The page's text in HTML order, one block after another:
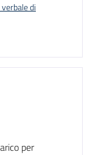
per
di